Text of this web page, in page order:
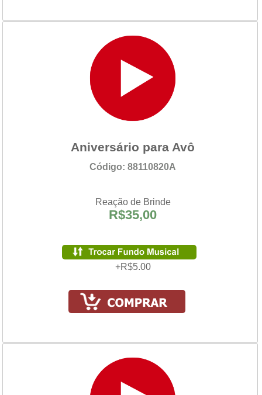
Aniversário para Avô
Código: 88110820A
Reação de Brinde
R$35,00
+R$5.00